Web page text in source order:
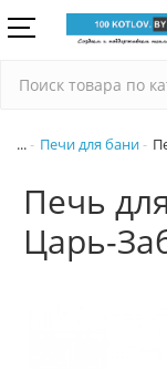
... Печи для бани
Печь
Царь-